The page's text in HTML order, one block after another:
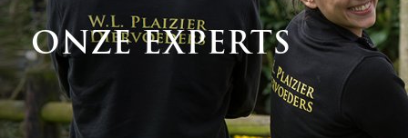
ONZE EXPERTS